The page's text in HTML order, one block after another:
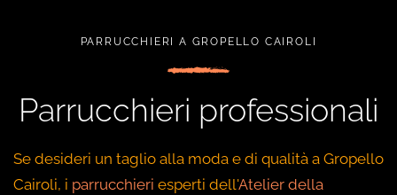
PARRUCCHIERI A GROPELLO CAIROLI
Parrucchieri professionali
Se desideri un taglio alla moda e di qualità a Gropello
Cairoli, i parrucchieri esperti dell'Atelier della